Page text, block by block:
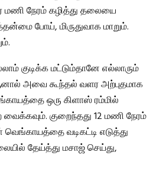
நேரம் கழித்து தலையை
போய், மிருதுவாக மாறும்.
குடிக்க மட்டும்தானே எல்லாரும்
அவை கூந்தல் வளர அற்புதமாக
ஒரு கிளாஸ் ரம்மில்
வைக்கவும். குறைந்தது 12 மணி நேரம்
வடிகட்டி எடுத்து
தேய்த்து மசாஜ் செய்து,